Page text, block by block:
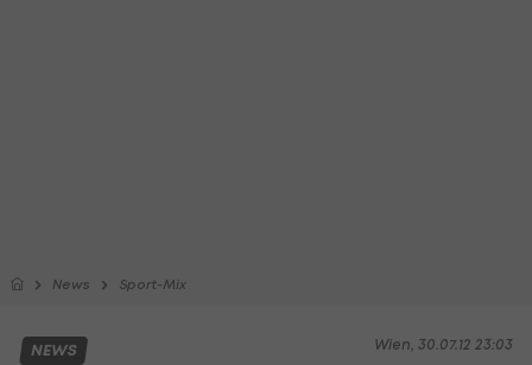
News Sport-Mix
Wien, 30.07.12 23:03
NEWS